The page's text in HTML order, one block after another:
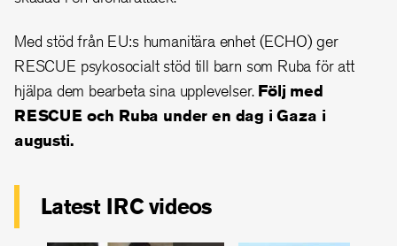
Med stöd från EU:s humanitära enhet (ECHO) ger
RESCUE psykosocialt stöd till barn som Ruba för att
hjälpa dem bearbeta sina upplevelser. Följ med
RESCUE och Ruba under en dag i Gaza i
augusti.
Latest IRC videos